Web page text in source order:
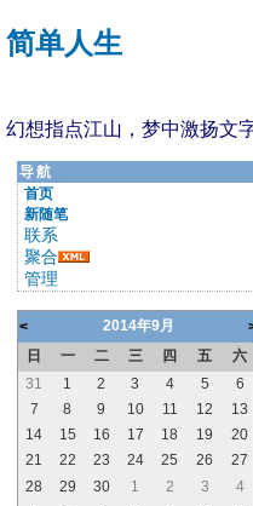
简单人生
幻想指点江山，梦中激扬文
导航
首页
新随笔
联系
聚合
管理
< 2014年9月
日
一 二 三 四 五
六
31
1 2 3 4 5
6
7
8 9 10 11 12
13
14
15 16 17 18 19
20
21
22 23 24 25 26
27
28
29 30 1 2 3
4